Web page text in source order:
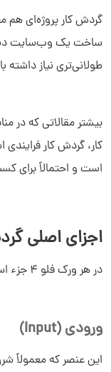
گردش کار پروژه‌ای هم
ساخت یک وب‌سایت
طولانی‌تری نیاز داشته
بیشتر مقالاتی که در
کار، گردش کار
است و احتمالاً برای
اجزای اصلی
در هر ورک فلو 4 جزء اساسی وجود دارد:
ورودی (Input)